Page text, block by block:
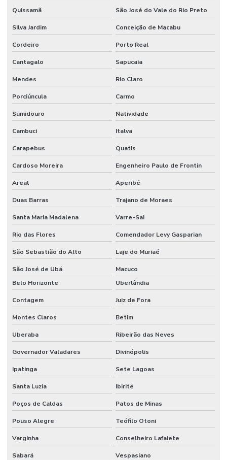
Quissamã São José do Vale do Rio Preto
Silva Jardim Conceição de Macabu
Cordeiro Porto Real
Cantagalo Sapucaia
Mendes Rio Claro
Porciúncula Carmo
Sumidouro Natividade
Cambuci Italva
Carapebus Quatis
Cardoso Moreira Engenheiro Paulo de Frontin
Areal Aperibé
Duas Barras Trajano de Moraes
Santa Maria Madalena Varre-Sai
Rio das Flores Comendador Levy Gasparian
São Sebastião do Alto Laje do Muriaé
São José de Ubá
Macuco
Belo Horizonte
Uberlândia
Contagem Juiz de Fora
Montes Claros Betim
Uberaba Ribeirão das Neves
Governador Valadares Divinópolis
Ipatinga Sete Lagoas
Santa Luzia Ibirité
Poços de Caldas Patos de Minas
Pouso Alegre Teófilo Otoni
Varginha Conselheiro Lafaiete
Sabará Vespasiano